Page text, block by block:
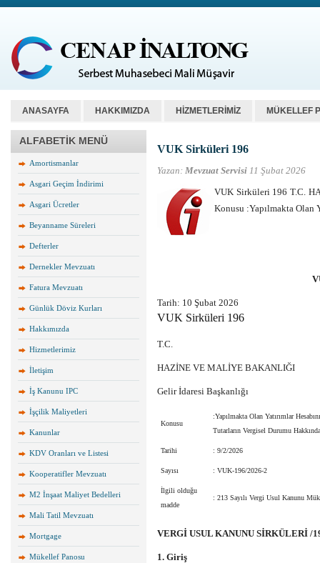
ANASAYFA HAKKIMIZDA HİZMETLERİMİZ MÜKELLEF
ALFABETİK MENÜ
Amortismanlar
Asgari Geçim İndirimi
Asgari Ücretler
Beyanname Süreleri
Defterler
Dernekler Mevzuatı
Fatura Mevzuatı
Günlük Döviz Kurları
Hakkımızda
Hizmetlerimiz
İletişim
İş Kanunu IPC
İşçilik Maliyetleri
Kanunlar
KDV Oranları ve Listesi
Kooperatifler Mevzuatı
M2 İnşaat Maliyet Bedelleri
Mali Tatil Mevzuatı
Mortgage
Mükellef Panosu
VUK Sirküleri 196
Yazan: Mevzuat Servisi 11 Şubat 2026
VUK Sirküleri 196 T.C.
Konusu :Yapılmakta Olan
Tarih: 10 Şubat 2026
VUK Sirküleri 196
T.C.
HAZİNE VE MALİYE BAKANLIĞI
Gelir İdaresi Başkanlığı
Konusu
:Yapılmakta Olan Yatırımlar
Tutarların Vergisel Durumu Hakkında
Tarihi : 9/2/2026
Sayısı : VUK-196/2026-2
İlgili olduğu
madde
: 213 Sayılı Vergi Usul Kanunu
VERGİ USUL KANUNU SİRKÜLERİ /
1. Giriş